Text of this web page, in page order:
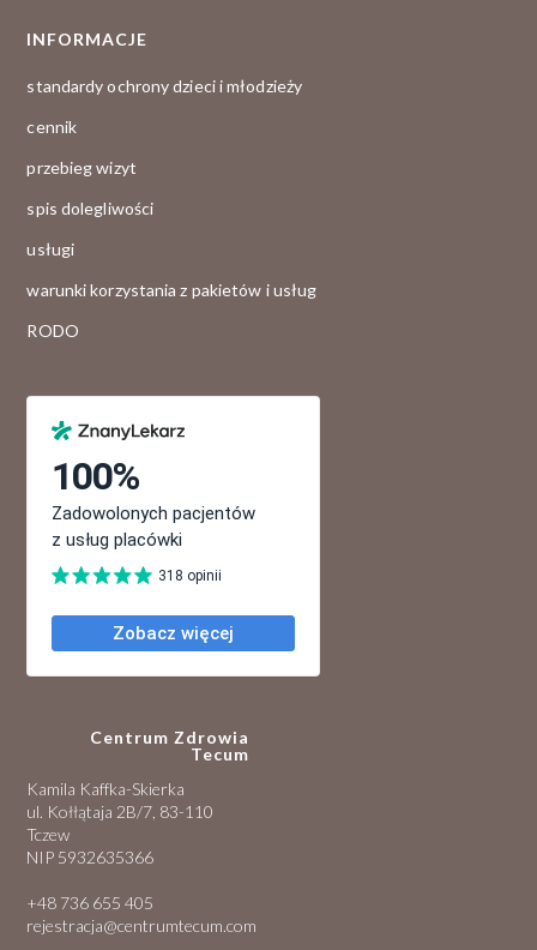
INFORMACJE
standardy ochrony dzieci i młodzieży
cennik
przebieg wizyt
spis dolegliwości
usługi
warunki korzystania z pakietów i usług
RODO
Centrum Zdrowia
Tecum
Kamila Kaffka-Skierka
ul. Kołłątaja 2B/7, 83-110
Tczew
NIP 5932635366
+48 736 655 405
rejestracja@centrumtecum.com